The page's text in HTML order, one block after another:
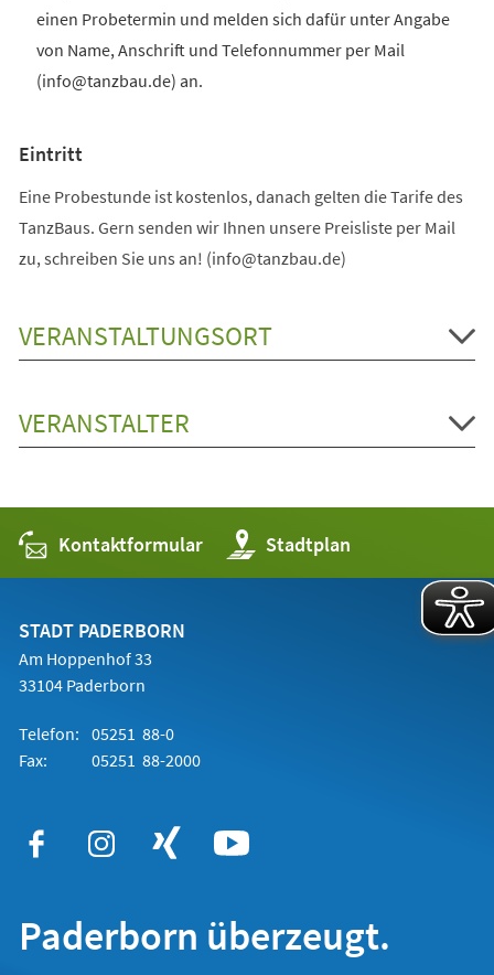
einen Probetermin und melden sich dafür unter Angabe
von Name, Anschrift und Telefonnummer per Mail
(info@tanzbau.de) an.
Eintritt
Eine Probestunde ist kostenlos, danach gelten die Tarife des
TanzBaus. Gern senden wir Ihnen unsere Preisliste per Mail
zu, schreiben Sie uns an! (info@tanzbau.de)
VERANSTALTUNGSORT
VERANSTALTER
Kontaktformular Stadtplan
(Öffnet
in
einem
STADT PADERBORN
Am Hoppenhof 33
33104 Paderborn
Telefon: 05251 88-0
Fax:
05251 88-2000
Paderborn überzeugt.